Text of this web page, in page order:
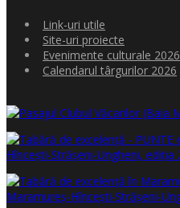
Link-uri utile
Site-uri proiecte
Evenimente culturale 2026
Calendarul târgurilor 2026